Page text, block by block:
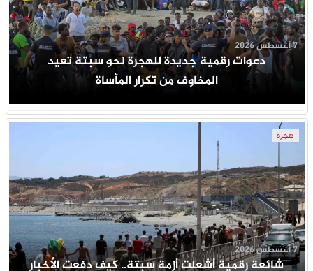
دعوات رقمية جديدة للهجرة نحو سبتة تعيد
المخاوف من تكرار المأساة
7 أغسطس 2026
هجرة
شائعة رقمية أشعلت أزمة سبتة.. كيف دفعت الأخبار
7 أغسطس 2026